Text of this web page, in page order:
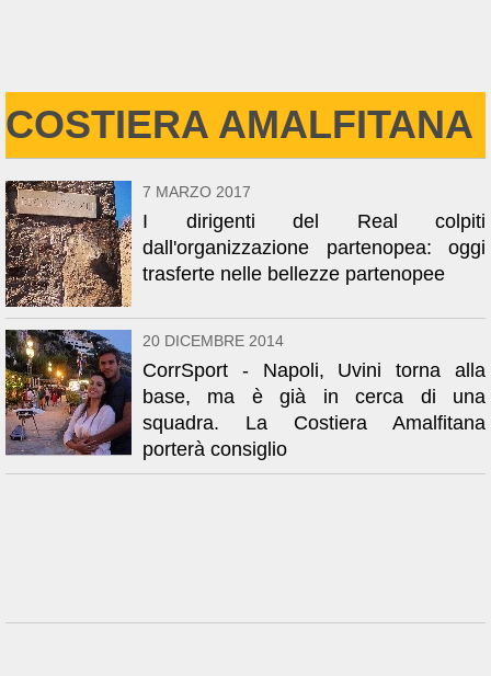
COSTIERA AMALFITANA
7 MARZO 2017
I dirigenti del Real colpiti
dall'organizzazione partenopea: oggi
trasferte nelle bellezze partenopee
20 DICEMBRE 2014
CorrSport - Napoli, Uvini torna alla
base, ma è già in cerca di una
squadra. La Costiera Amalfitana
porterà consiglio